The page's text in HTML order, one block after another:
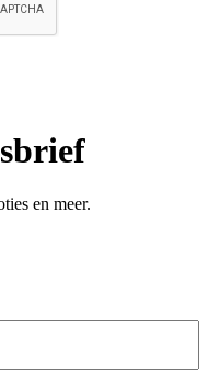
en meer.